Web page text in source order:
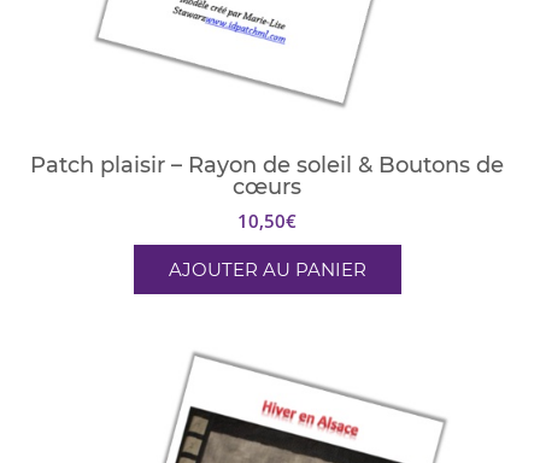
Patch plaisir – Rayon de soleil & Boutons de
cœurs
10,50€
AJOUTER AU PANIER